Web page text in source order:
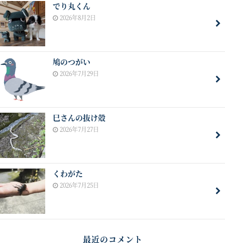
でり丸くん
2026年8月2日
鳩のつがい
2026年7月29日
巳さんの抜け殻
2026年7月27日
くわがた
2026年7月25日
最近のコメント